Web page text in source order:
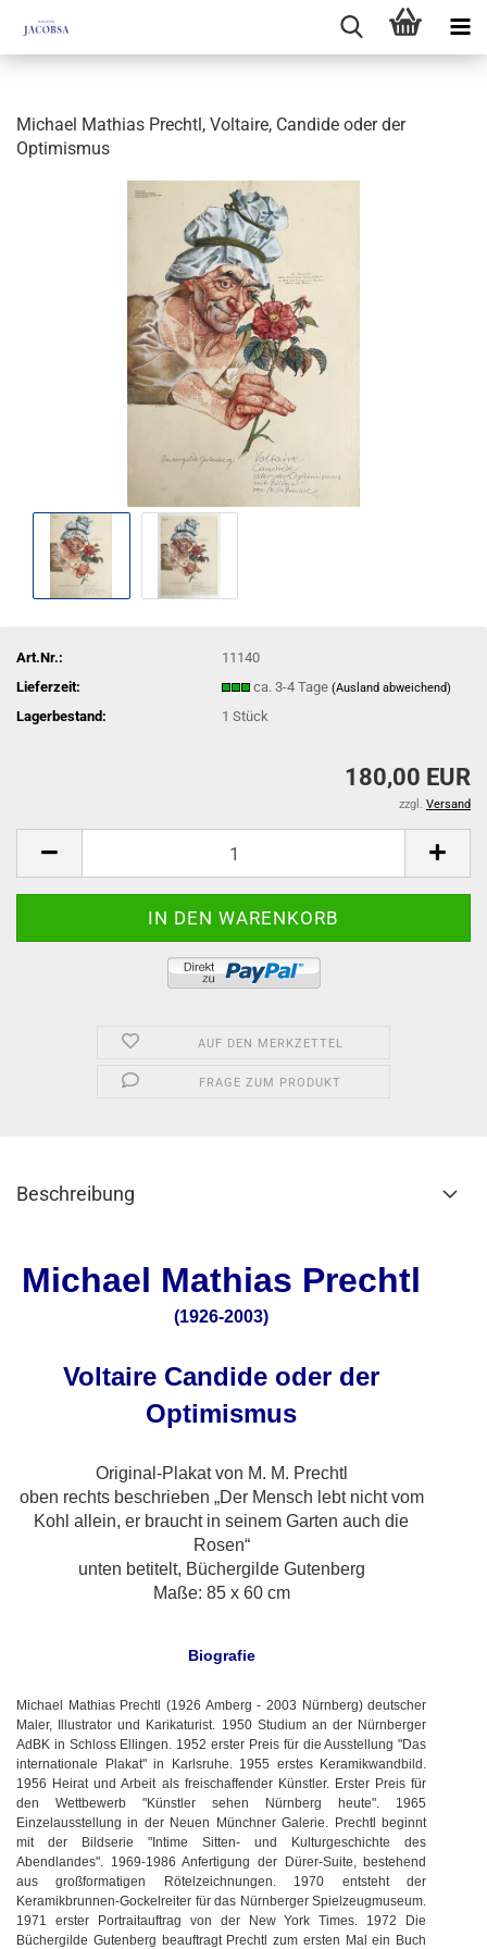
Michael Mathias Prechtl, Voltaire, Candide oder der
Optimismus
Art.Nr.:
11140
Lieferzeit:
ca. 3-4 Tage(Ausland abweichend)
Lagerbestand: 1Stück
180,00 EUR
zzgl. Versand
AUF DEN MERKZETTEL
FRAGE ZUM PRODUKT
Beschreibung
Michael Mathias Prechtl
(1926-2003)
Voltaire Candide oder der
Optimismus
Original-Plakat von M. M. Prechtl
oben rechts beschrieben „Der Mensch lebt nicht vom
Kohl allein,er braucht in seinem Garten auch die
Rosen“
unten betitelt, Büchergilde Gutenberg
Maße: 85 x 60 cm
Biografie
Michael Mathias Prechtl (1926 Amberg - 2003 Nürnberg) deutscher
Maler, Illustrator und Karikaturist. 1950 Studium an der Nürnberger
AdBK in Schloss Ellingen. 1952 erster Preis für die Ausstellung "Das
internationale Plakat" in Karlsruhe. 1955 erstes Keramikwandbild.
1956 Heirat und Arbeit als freischaffender Künstler. Erster Preis für
den Wettbewerb "Künstler sehen Nürnberg heute". 1965
Einzelausstellung in der Neuen Münchner Galerie. Prechtl beginnt
mit der Bildserie "Intime Sitten- und Kulturgeschichte des
Abendlandes". 1969-1986 Anfertigung der Dürer-Suite, bestehend
aus großformatigen Rötelzeichnungen. 1970 entsteht der
Keramikbrunnen-Gockelreiter für das Nürnberger Spielzeugmuseum.
1971 erster Portraitauftrag von der New York Times. 1972 Die
Büchergilde Gutenberg beauftragt Prechtl zum ersten Mal ein Buch